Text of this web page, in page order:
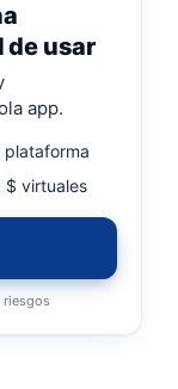
de usar
app.
plataforma
$ virtuales
riesgos